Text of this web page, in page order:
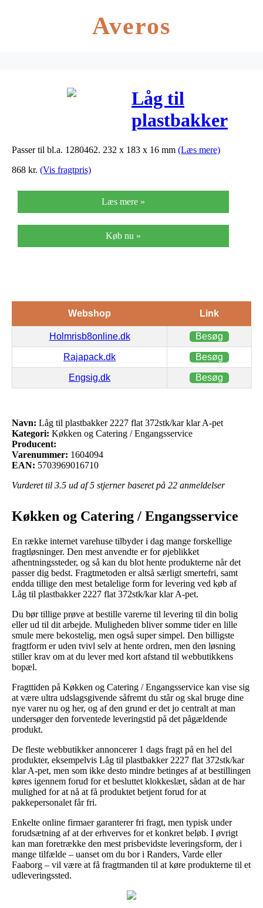
Averos
Låg til
plastbakker
2227 flat
klar A-pet
Passer til bl.a. 1280462. 232 x 183 x 16 mm (Læs mere)
868 kr. (Vis fragtpris)
Læs mere »
Køb nu »
Webshop Link
Holmrisb8online.dk Besøg
Rajapack.dk Besøg
Engsig.dk Besøg
Navn: Låg til plastbakker 2227 flat 372stk/kar klar A-pet
Kategori: Køkken og Catering / Engangsservice
Producent:
Varenummer: 1604094
EAN: 5703969016710
Vurderet til 3.5 ud af 5 stjerner baseret på 22 anmeldelser
Køkken og Catering / Engangsservice
En række internet varehuse tilbyder i dag mange forskellige
fragtløsninger. Den mest anvendte er for øjeblikket
afhentningssteder, og så kan du blot hente produkterne når det
passer dig bedst. Fragtmetoden er altså særligt smertefri, samt
endda tillige den mest betalelige form for levering ved køb af
Låg til plastbakker 2227 flat 372stk/kar klar A-pet.
Du bør tillige prøve at bestille varerne til levering til din bolig
eller ud til dit arbejde. Muligheden bliver somme tider en lille
smule mere bekostelig, men også super simpel. Den billigste
fragtform er uden tvivl selv at hente ordren, men den løsning
stiller krav om at du lever med kort afstand til webbutikkens
bopæl.
Fragttiden på Køkken og Catering / Engangsservice kan vise sig
at være ultra udslagsgivende såfremt du står og skal bruge dine
nye varer nu og her, og af den grund er det jo centralt at man
undersøger den forventede leveringstid på det pågældende
produkt.
De fleste webbutikker annoncerer 1 dags fragt på en hel del
produkter, eksempelvis Låg til plastbakker 2227 flat 372stk/kar
klar A-pet, men som ikke desto mindre betinges af at bestillingen
køres igennem forud for et besluttet klokkeslæt, sådan at de har
mulighed for at nå at få produktet betjent forud for at
pakkepersonalet får fri.
Enkelte online firmaer garanterer fri fragt, men typisk under
forudsætning af at der erhverves for et konkret beløb. I øvrigt
kan man foretrække den mest prisbevidste leveringsform, der i
mange tilfælde – uanset om du bor i Randers, Varde eller
Faaborg – vil være at få fragtmanden til at køre produkterne til et
udleveringssted.